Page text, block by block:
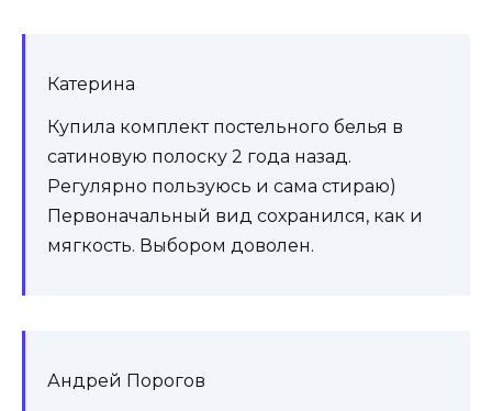
Катерина
Купила комплект постельного белья в
сатиновую полоску 2 года назад.
Регулярно пользуюсь и сама стираю)
Первоначальный вид сохранился, как и
мягкость. Выбором доволен.
Андрей Порогов